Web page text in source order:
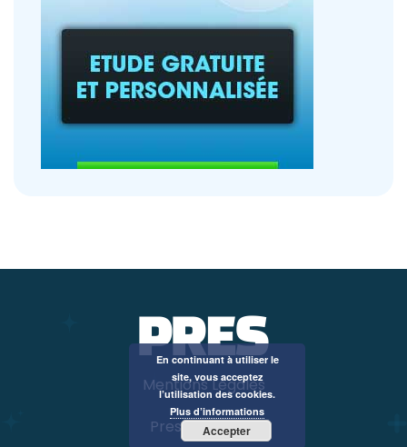
Mentions Légales
Pres LPC | 2026
En continuant à utiliser le
site, vous acceptez
l’utilisation des cookies.
Plus d’informations
Accepter